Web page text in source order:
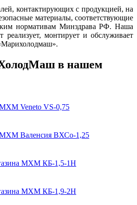
контактирующих с продукцией, на
материалы, соответствующие
нормативам Минздрава РФ. Наша
реализует, монтирует и обслуживает
в нашем
МХМ Veneto VS-0,75
МХМ Валенсия ВХСо-1,25
МХМ КБ-1,5-1Н
МХМ КБ-1,9-2Н